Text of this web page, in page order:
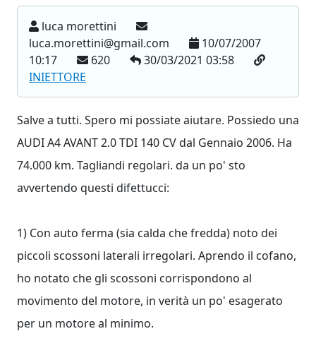
luca morettini
luca.morettini@gmail.com
10/07/2007
10:17
620
30/03/2021 03:58
INIETTORE
Salve a tutti. Spero mi possiate aiutare. Possiedo una
AUDI A4 AVANT 2.0 TDI 140 CV dal Gennaio 2006. Ha
74.000 km. Tagliandi regolari. da un po' sto
avvertendo questi difettucci:
1) Con auto ferma (sia calda che fredda) noto dei
piccoli scossoni laterali irregolari. Aprendo il cofano,
ho notato che gli scossoni corrispondono al
movimento del motore, in verità un po' esagerato
per un motore al minimo.